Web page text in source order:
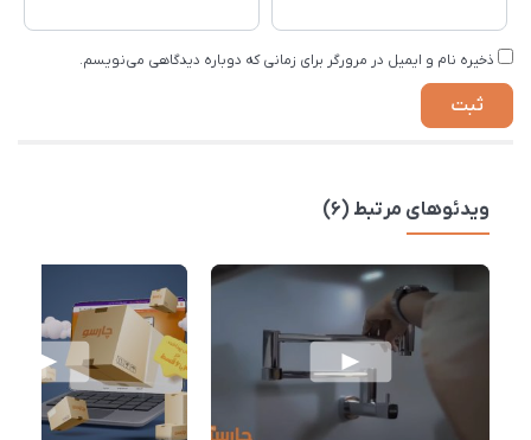
ذخیره نام و ایمیل در مرورگر برای زمانی که دوباره دیدگاهی می‌نویسم.
ویدئوهای مرتبط (6)